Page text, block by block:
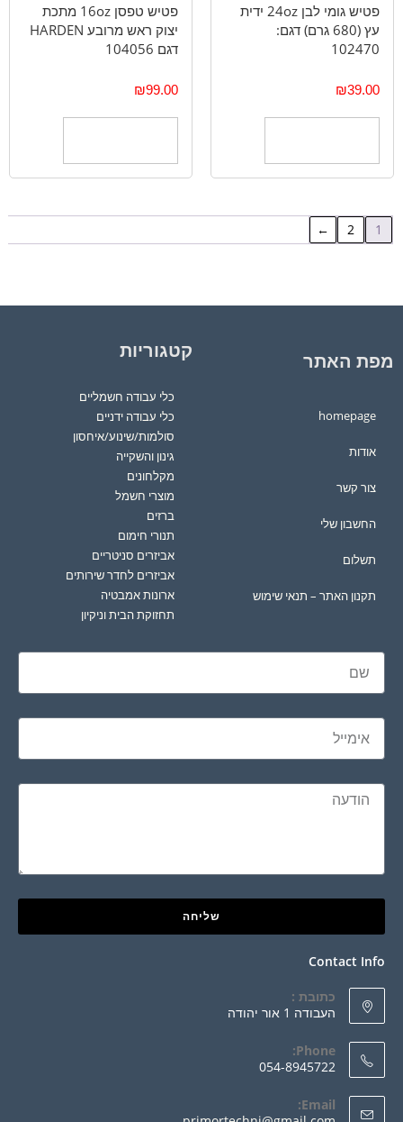
פטיש גומי לבן 24oz ידית
עץ (680 גרם) דגם:
102470
₪39.00
פטיש טפסן 16oz מתכת
יצוק ראש מרובע HARDEN
דגם 104056
₪99.00
1
2
←
מפת האתר
homepage
אודות
צור קשר
החשבון שלי
תשלום
תקנון האתר – תנאי שימוש
קטגוריות
כלי עבודה חשמליים
כלי עבודה ידניים
סולמות/שינוע/איחסון
גינון והשקייה
מקלחונים
מוצרי חשמל
ברזים
תנורי חימום
אביזרים סניטריים
אביזרים לחדר שירותים
ארונות אמבטיה
תחזוקת הבית וניקיון
שליחה
Contact Info
כתובת :
העבודה 1 אור יהודה
Phone:
054-8945722
Email: